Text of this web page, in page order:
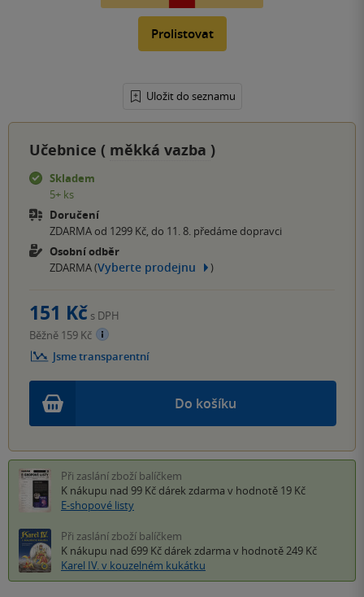
Prolistovat
Uložit do seznamu
Učebnice ( měkká vazba )
Skladem
5+ ks
Doručení
ZDARMA od 1299 Kč, do 11. 8. předáme dopravci
Osobní odběr
ZDARMA (Vyberte prodejnu )
Do košíku
151 Kč s DPH
Běžně 159 Kč
Jsme transparentní
Při zaslání zboží balíčkem
K nákupu nad 99 Kč dárek zdarma v hodnotě 19 Kč
E-shopové listy
Při zaslání zboží balíčkem
K nákupu nad 699 Kč dárek zdarma v hodnotě 249 Kč
Karel IV. v kouzelném kukátku